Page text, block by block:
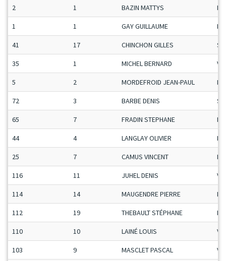
2 1 BAZIN MATTYS
1 1 GAY GUILLAUME
41 17 CHINCHON GILLES
35 1 MICHEL BERNARD
5 2 MORDEFROID JEAN-PAUL
72 3 BARBE DENIS
65 7 FRADIN STEPHANE
44 4 LANGLAY OLIVIER
25 7 CAMUS VINCENT
116 11 JUHEL DENIS
114 14 MAUGENDRE PIERRE
112 19 THEBAULT STÉPHANE
110 10 LAINÉ LOUIS
103 9 MASCLET PASCAL